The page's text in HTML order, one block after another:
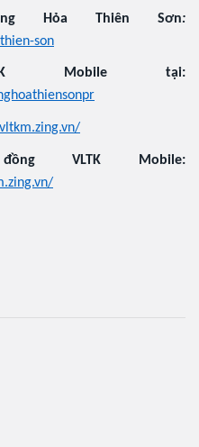
Hỏa Thiên Sơn:
son
Mobile tại:
VLTK Mobile: